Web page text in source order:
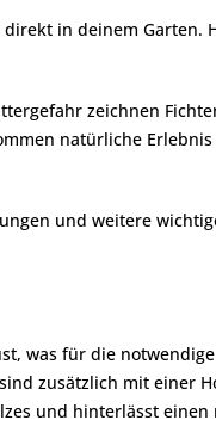
in deinem Garten.
zeichnen
natürliche
und weitere
was für die
zusätzlich mit einer
und hinterlässt